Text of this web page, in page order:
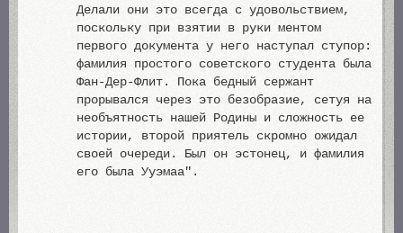
Делали они это всегда с удовольствием,
поскольку при взятии в руки ментом
первого документа у него наступал ступор:
фамилия простого советского студента была
Фан-Дер-Флит. Пока бедный сержант
прорывался через это безобразие, сетуя на
необъятность нашей Родины и сложность ее
истории, второй приятель скромно ожидал
своей очереди. Был он эстонец, и фамилия
его была Ууэмаа".